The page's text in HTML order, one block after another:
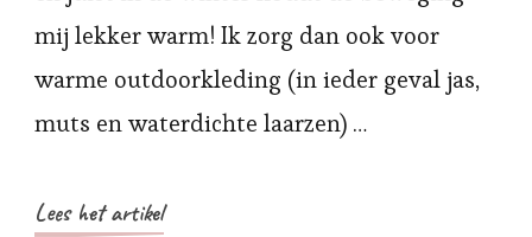
mij lekker warm! Ik zorg dan ook voor
warme outdoorkleding (in ieder geval jas,
muts en waterdichte laarzen) …
Lees het artikel